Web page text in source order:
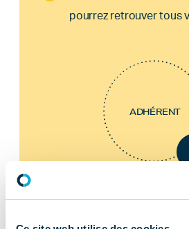
pourrez retrouver tous
ADHÉRENT